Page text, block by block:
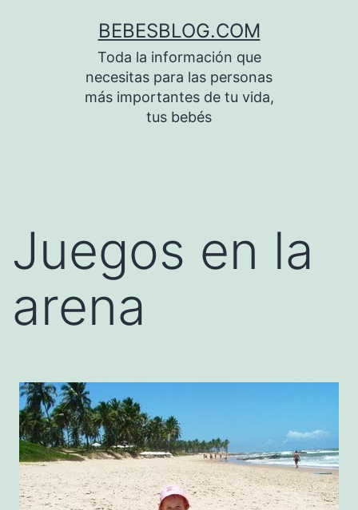
BEBESBLOG.COM
Toda la información que
necesitas para las personas
más importantes de tu vida,
tus bebés
Juegos en la
arena